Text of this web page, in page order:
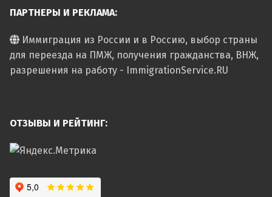
ПАРТНЕРЫ И РЕКЛАМА:
Иммиграция из России и в Россию, выбор страны
для переезда на ПМЖ, получения гражданства, ВНЖ,
разрешения на работу - ImmigrationService.RU
ОТЗЫВЫ И РЕЙТИНГ: